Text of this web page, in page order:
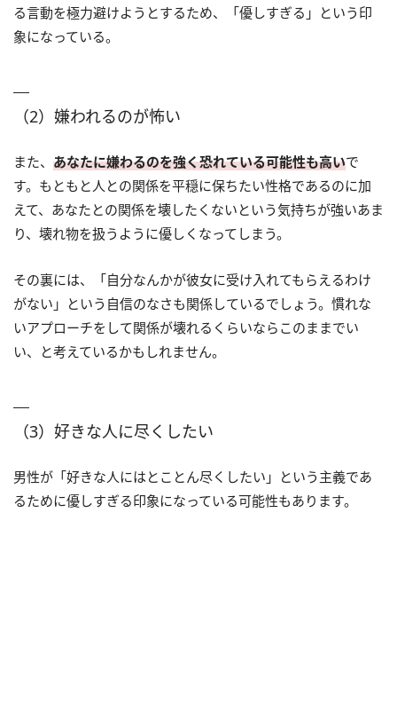
る言動を極力避けようとするため、「優しすぎる」という印
象になっている。
（2）嫌われるのが怖い
また、 あなたに嫌わるのを強く恐れている可能性も高いで
す。もともと人との関係を平穏に保ちたい性格であるのに加
えて、あなたとの関係を壊したくないという気持ちが強いあま
り、壊れ物を扱うように優しくなってしまう。
その裏には、「自分なんかが彼女に受け入れてもらえるわけ
がない」という自信のなさも関係しているでしょう。慣れな
いアプローチをして関係が壊れるくらいならこのままでい
い、と考えているかもしれません。
（3）好きな人に尽くしたい
男性が「好きな人にはとことん尽くしたい」という主義であ
るために優しすぎる印象になっている可能性もあります。